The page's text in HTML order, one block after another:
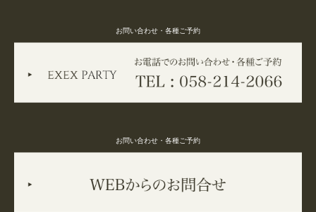
お問い合わせ・各種ご予約
お問い合わせ・各種ご予約